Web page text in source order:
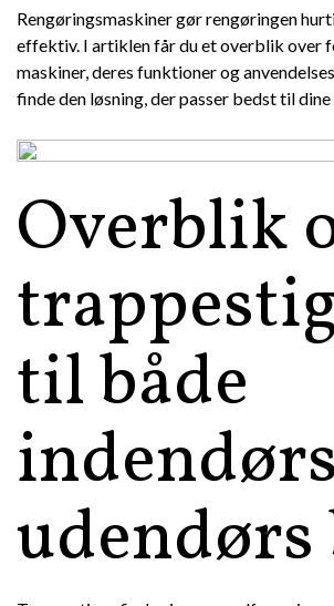
Rengøringsmaskiner gør rengøringen
effektiv. I artiklen får du et overblik over
maskiner, deres funktioner og
finde den løsning, der passer bedst til dine
Overblik
til både
udendørs